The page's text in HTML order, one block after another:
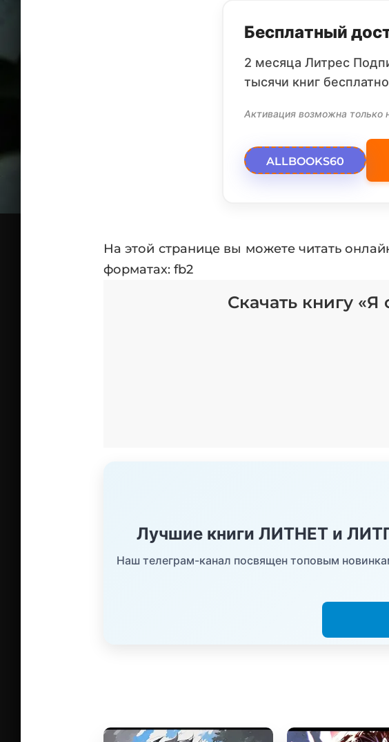
Бесплатный
2 месяца Литрес
тысячи книг
Активация возможна только
ALLBOOKS60
На этой странице вы можете читать
форматах: fb2
Скачать книгу
Лучшие книги ЛИТНЕТ и
Наш телеграм-канал посвящен топовым